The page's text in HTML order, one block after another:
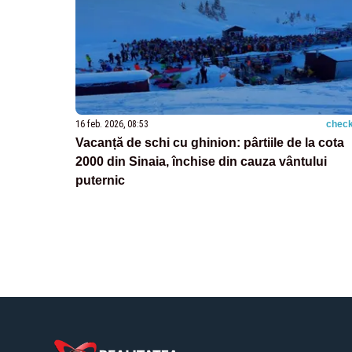
16 feb. 2026, 08:53
Vacanță de schi cu ghinion: pârtiile de la cota
2000 din Sinaia, închise din cauza vântului
puternic